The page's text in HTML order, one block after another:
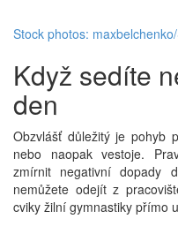
Stock photos:
Když sedíte
den
Obzvlášť důležitý je pohyb
nebo naopak vestoje.
zmírnit negativní dopady
nemůžete odejít z
cviky žilní gymnastiky přímo